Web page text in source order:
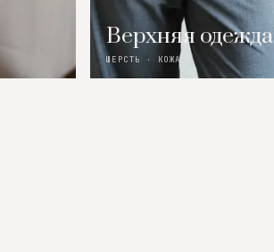
Верхняя одежда
ШЕРСТЬ · КОЖА